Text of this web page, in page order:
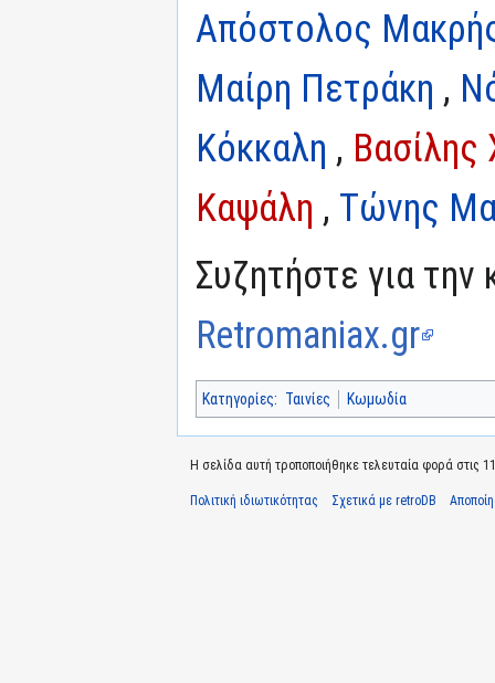
Απόστολος
Μαίρη Πετράκη ,
Κόκκαλη , Βασίλης
Καψάλη , Τώνης
Συζητήστε για την
Retromaniax.gr
Κατηγορίες: Ταινίες Κωμωδία
Η σελίδα αυτή τροποποιήθηκε τελευταία φορά στις
Πολιτική ιδιωτικότητας Σχετικά με retroDB